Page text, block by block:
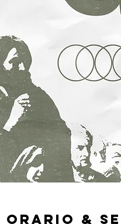
Orario &